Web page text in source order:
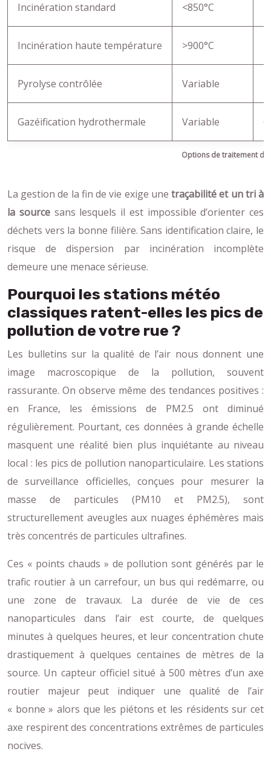
Options de traitement
Incinération standard <850°C
Incinération haute température >900°C
Pyrolyse contrôlée Variable
Gazéification hydrothermale Variable
La gestion de la fin de vie exige unetraçabilité et un tri à
la sourcesans lesquels il est impossible d’orienter ces
déchets vers la bonne filière. Sans identification claire, le
risque de dispersion par incinération incomplète
demeure une menace sérieuse.
Pourquoi les stations météo
classiques ratent-elles les pics de
pollution de votre rue ?
Les bulletins sur la qualité de l’air nous donnent une
image macroscopique de la pollution, souvent
rassurante. On observe même des tendances positives :
en France, les émissions de PM2.5 ont diminué
régulièrement. Pourtant, ces données à grande échelle
masquent une réalité bien plus inquiétante au niveau
local : les pics de pollution nanoparticulaire. Les stations
de surveillance officielles, conçues pour mesurer la
masse de particules (PM10 et PM2.5), sont
structurellement aveugles aux nuages éphémères mais
très concentrés de particules ultrafines.
Ces « points chauds » de pollution sont générés par le
trafic routier à un carrefour, un bus qui redémarre, ou
une zone de travaux. La durée de vie de ces
nanoparticules dans l’air est courte, de quelques
minutes à quelques heures, et leur concentration chute
drastiquement à quelques centaines de mètres de la
source. Un capteur officiel situé à 500 mètres d’un axe
routier majeur peut indiquer une qualité de l’air
« bonne » alors que les piétons et les résidents sur cet
axe respirent des concentrations extrêmes de particules
nocives.